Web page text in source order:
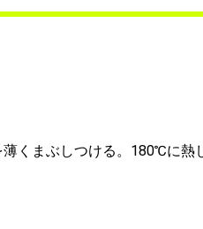
くまぶしつける。180℃に熱